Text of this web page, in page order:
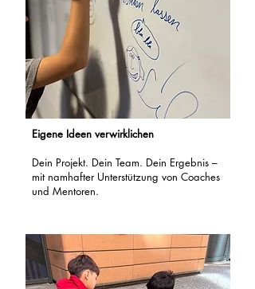
Eigene Ideen verwirklichen
Dein Projekt. Dein Team. Dein Ergebnis –
mit namhafter Unterstützung von Coaches
und Mentoren.